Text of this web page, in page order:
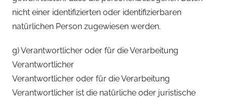
nicht einer identifizierten oder identifizierbaren
natürlichen Person zugewiesen werden.
g) Verantwortlicher oder für die Verarbeitung
Verantwortlicher
Verantwortlicher oder für die Verarbeitung
Verantwortlicher ist die natürliche oder juristische